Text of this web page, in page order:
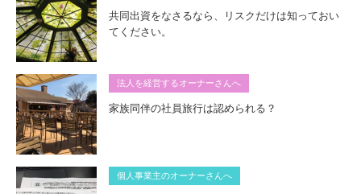
共同出資をなさるなら、リスクだけは知っておい
てください。
法人を経営するオーナーさんへ
家族同伴の社員旅行は認められる？
個人事業主のオーナーさんへ